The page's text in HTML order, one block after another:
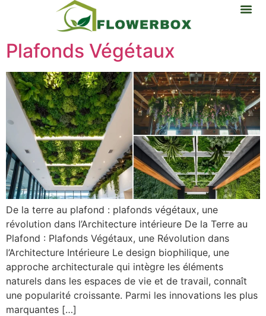
Plafonds Végétaux
De la terre au plafond : plafonds végétaux, une
révolution dans l’Architecture intérieure De la Terre au
Plafond : Plafonds Végétaux, une Révolution dans
l’Architecture Intérieure Le design biophilique, une
approche architecturale qui intègre les éléments
naturels dans les espaces de vie et de travail, connaît
une popularité croissante. Parmi les innovations les plus
marquantes […]